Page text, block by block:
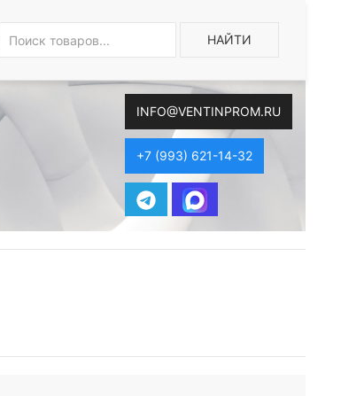
НАЙТИ
INFO@VENTINPROM.RU
+7 (993) 621-14-32